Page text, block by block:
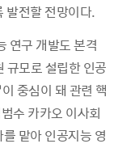
발전할 전망이다.
연구 개발도 본격
규모로 설립한 인공
’이 중심이 돼 관련 핵
수 카카오 이사회
맡아 인공지능 영